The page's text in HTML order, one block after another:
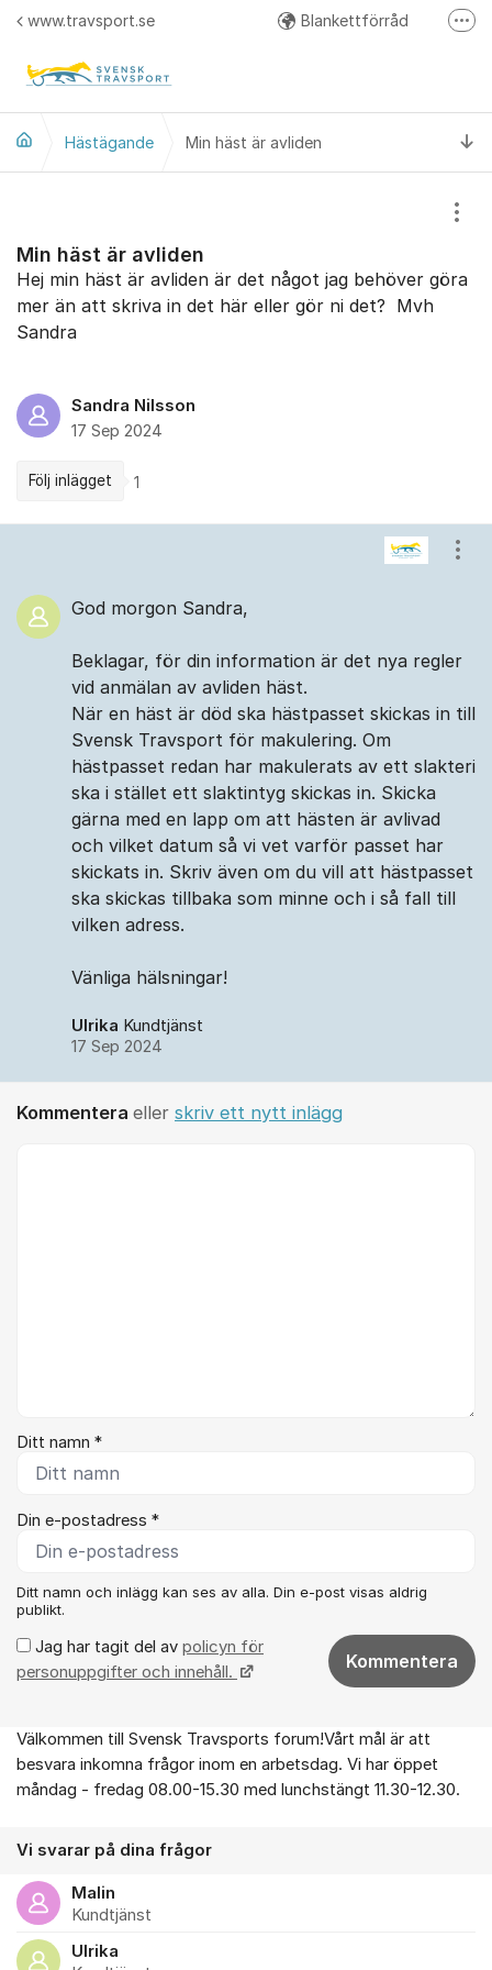
Hoppa till innehåll
www.travsport.se Blankettförråd
Hästägande Min häst är avliden
Min häst är avliden
Hej min häst är avliden är det något jag behöver göra
mer än att skriva in det här eller gör ni det? Mvh
Sandra
Sandra Nilsson
17 Sep 2024
Följ inlägget 1
God morgon Sandra,
Beklagar, för din information är det nya regler
vid anmälan av avliden häst.
När en häst är död ska hästpasset skickas in till
Svensk Travsport för makulering. Om
hästpasset redan har makulerats av ett slakteri
ska i stället ett slaktintyg skickas in. Skicka
gärna med en lapp om att hästen är avlivad
och vilket datum så vi vet varför passet har
skickats in. Skriv även om du vill att hästpasset
ska skickas tillbaka som minne och i så fall till
vilken adress.
Vänliga hälsningar!
Ulrika Kundtjänst
17 Sep 2024
Kommentera eller skriv ett nytt inlägg
Ditt namn *
Din e-postadress *
Ditt namn och inlägg kan ses av alla. Din e-post visas aldrig
publikt.
Jag har tagit del av policyn för
personuppgifter och innehåll.
Kommentera
Om forumet
Välkommen till Svensk Travsports forum!Vårt mål är att
besvara inkomna frågor inom en arbetsdag. Vi har öppet
måndag - fredag 08.00-15.30 med lunchstängt 11.30-12.30.
Vi svarar på dina frågor
Malin
Kundtjänst
Ulrika